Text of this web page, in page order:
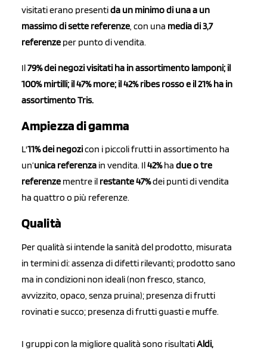
visitati erano presentida un minimo di una a un
massimo di sette referenze , con una media di 3,7
referenze per punto di vendita.
Il79% dei negozi visitati ha in assortimento lamponi; il
100% mirtilli; il 47% more; il 42% ribes rosso e il 21% ha in
assortimento Tris.
Ampiezza di gamma
L'11% dei negozicon i piccoli frutti in assortimento ha
un’unica referenza in vendita. Il42%ha due o tre
referenze mentre il restante 47%dei punti di vendita
ha quattro o più referenze.
Qualità
Per qualità si intende la sanità del prodotto, misurata
in termini di: assenza di difetti rilevanti; prodotto sano
ma in condizioni non ideali (non fresco, stanco,
avvizzito, opaco, senza pruina); presenza di frutti
rovinati e succo; presenza di frutti guasti e muffe.
I gruppi con la migliore qualità sono risultatiAldi,